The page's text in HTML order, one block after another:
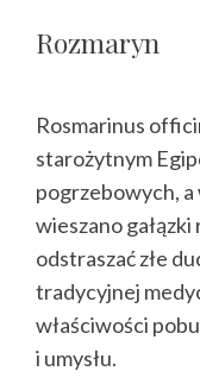
Rozmaryn
Rosmarinus
starożytnym
pogrzebowych,
wieszano
odstraszać złe
tradycyjnej
właściwości
i umysłu.